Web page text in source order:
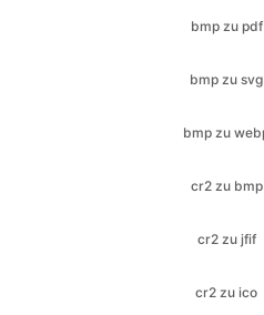
bmp zu webp
cr2 zu bmp
cr2 zu jfif
cr2 zu ico
cr2 zu jpeg